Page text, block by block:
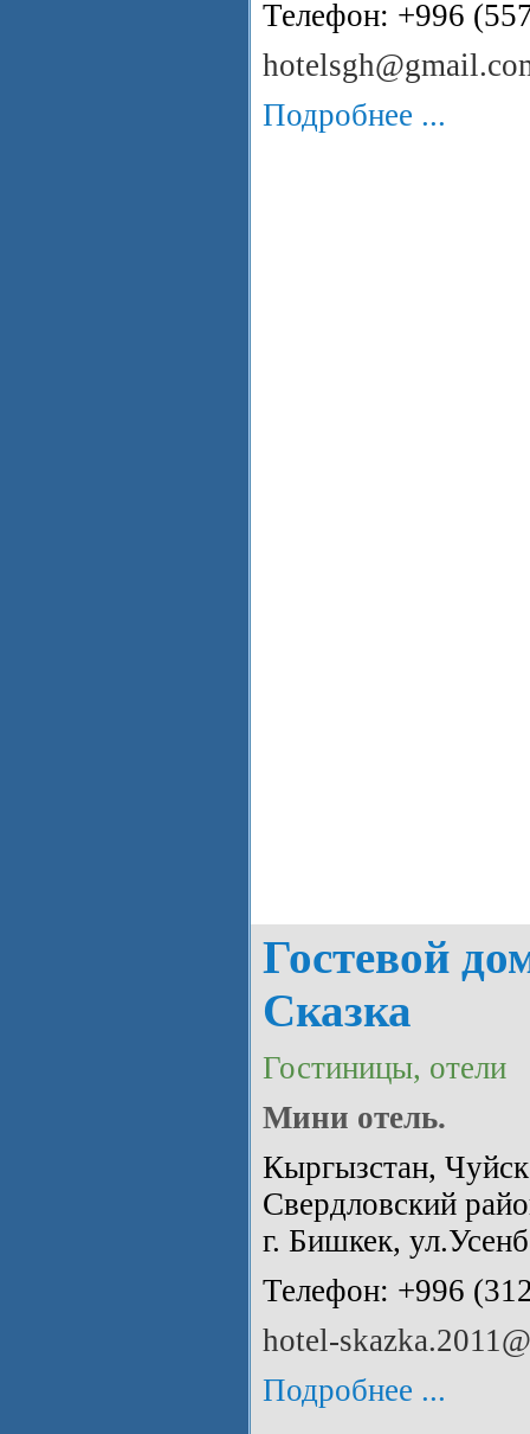
Телефон: +996
Подробнее ...
Гостевой
Сказка
Гостиницы, отели
Мини отель.
Кыргызстан,
Свердловский
г. Бишкек,
Телефон: +996
hotel-
Подробнее ...